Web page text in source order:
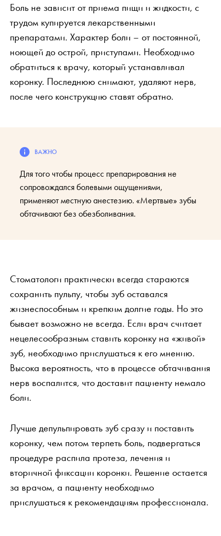
Боль не зависит от приема пищи и жидкости, с
трудом купируется лекарственными
препаратами. Характер боли – от постоянной,
ноющей до острой, приступами. Необходимо
обратиться к врачу, который устанавливал
коронку. Последнюю снимают, удаляют нерв,
после чего конструкцию ставят обратно.
Для того чтобы процесс препарирования не
сопровождался болевыми ощущениями,
применяют местную анестезию. «Мертвые» зубы
обтачивают без обезболивания.
Стоматологи практически всегда стараются
сохранить пульпу, чтобы зуб оставался
жизнеспособным и крепким долгие годы. Но это
бывает возможно не всегда. Если врач считает
нецелесообразным ставить коронку на «живой»
зуб, необходимо прислушаться к его мнению.
Высока вероятность, что в процессе обтачивания
нерв воспалится, что доставит пациенту немало
боли.
Лучше депульпировать зуб сразу и поставить
коронку, чем потом терпеть боль, подвергаться
процедуре распила протеза, лечения и
вторичной фиксации коронки. Решение остается
за врачом, а пациенту необходимо
прислушаться к рекомендациям профессионала.